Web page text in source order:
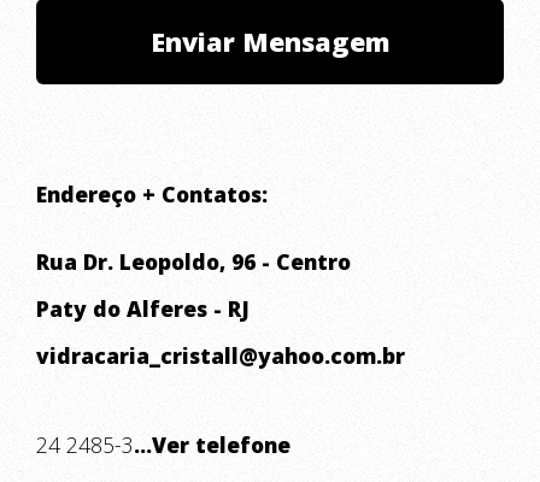
Endereço + Contatos:
Rua Dr. Leopoldo, 96 - Centro
Paty do Alferes - RJ
vidracaria_cristall@yahoo.com.br
24 2485-3...Ver telefone